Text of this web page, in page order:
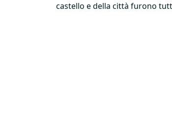
castello e della città furono